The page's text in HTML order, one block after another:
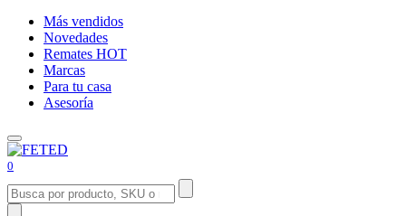
Más vendidos
Novedades
Remates HOT
Marcas
Para tu casa
Asesoría
0